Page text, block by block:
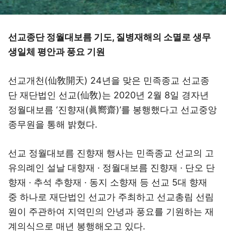
선교종단 정월대보름 기도, 질병재해의 소멸로 생무
생일체 평안과 풍요 기원
선교개천(仙敎開天) 24년을 맞은 민족종교 선교종
단 재단법인 선교(仙敎)는 2020년 2월 8일 경자년
정월대보름 ‘진향재(眞嚮齋)’를 봉행했다고 선교중앙
종무원을 통해 밝혔다.
선교 정월대보름 진향재 행사는 민족종교 선교의 고
유의례인 설날 대향재 · 정월대보름 진향재 · 단오 단
향재 · 추석 추향재 · 동지 소향재 등 선교 5대 향재
중 하나로 재단법인 선교가 주최하고 선교총림 선림
원이 주관하여 지역민의 안녕과 풍요를 기원하는 재
계의식으로 매년 봉행해오고 있다.